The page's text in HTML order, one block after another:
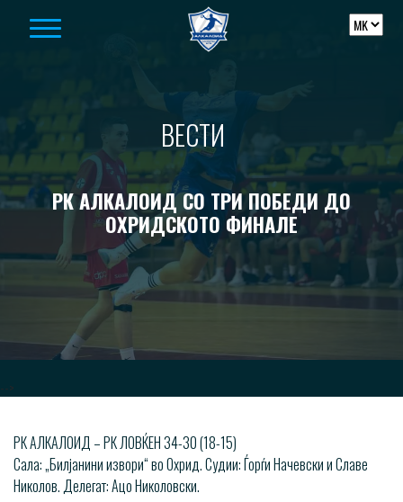
ВЕСТИ
РК АЛКАЛОИД СО ТРИ ПОБЕДИ ДО
ОХРИДСКОТО ФИНАЛЕ
-->
РК АЛКАЛОИД – РК ЛОВЌЕН 34-30 (18-15)
Сала: „Билјанини извори“ во Охрид. Судии: Ѓорѓи Начевски и Славе
Николов. Делегат: Ацо Николовски.